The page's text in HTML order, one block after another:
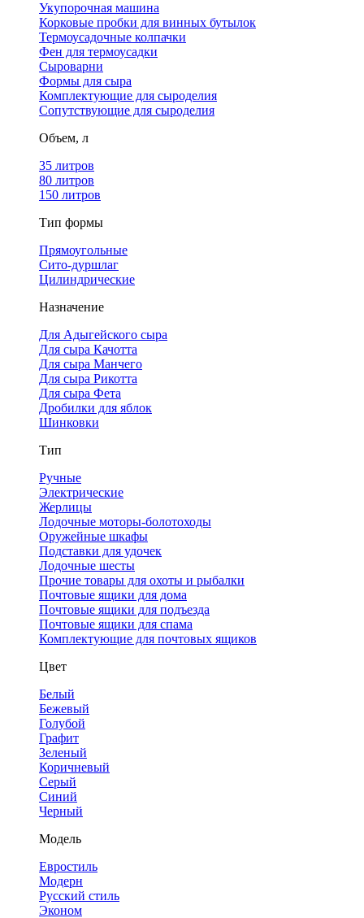
Укупорочная машина
Корковые пробки для винных бутылок
Термоусадочные колпачки
Фен для термоусадки
Сыроварни
Формы для сыра
Комплектующие для сыроделия
Сопутствующие для сыроделия
Объем, л
35 литров
80 литров
150 литров
Тип формы
Прямоугольные
Сито-дуршлаг
Цилиндрические
Назначение
Для Адыгейского сыра
Для сыра Качотта
Для сыра Манчего
Для сыра Рикотта
Для сыра Фета
Дробилки для яблок
Шинковки
Тип
Ручные
Электрические
Жерлицы
Лодочные моторы-болотоходы
Оружейные шкафы
Подставки для удочек
Лодочные шесты
Прочие товары для охоты и рыбалки
Почтовые ящики для дома
Почтовые ящики для подъезда
Почтовые ящики для спама
Комплектующие для почтовых ящиков
Цвет
Белый
Бежевый
Голубой
Графит
Зеленый
Коричневый
Серый
Синий
Черный
Модель
Евростиль
Модерн
Русский стиль
Эконом